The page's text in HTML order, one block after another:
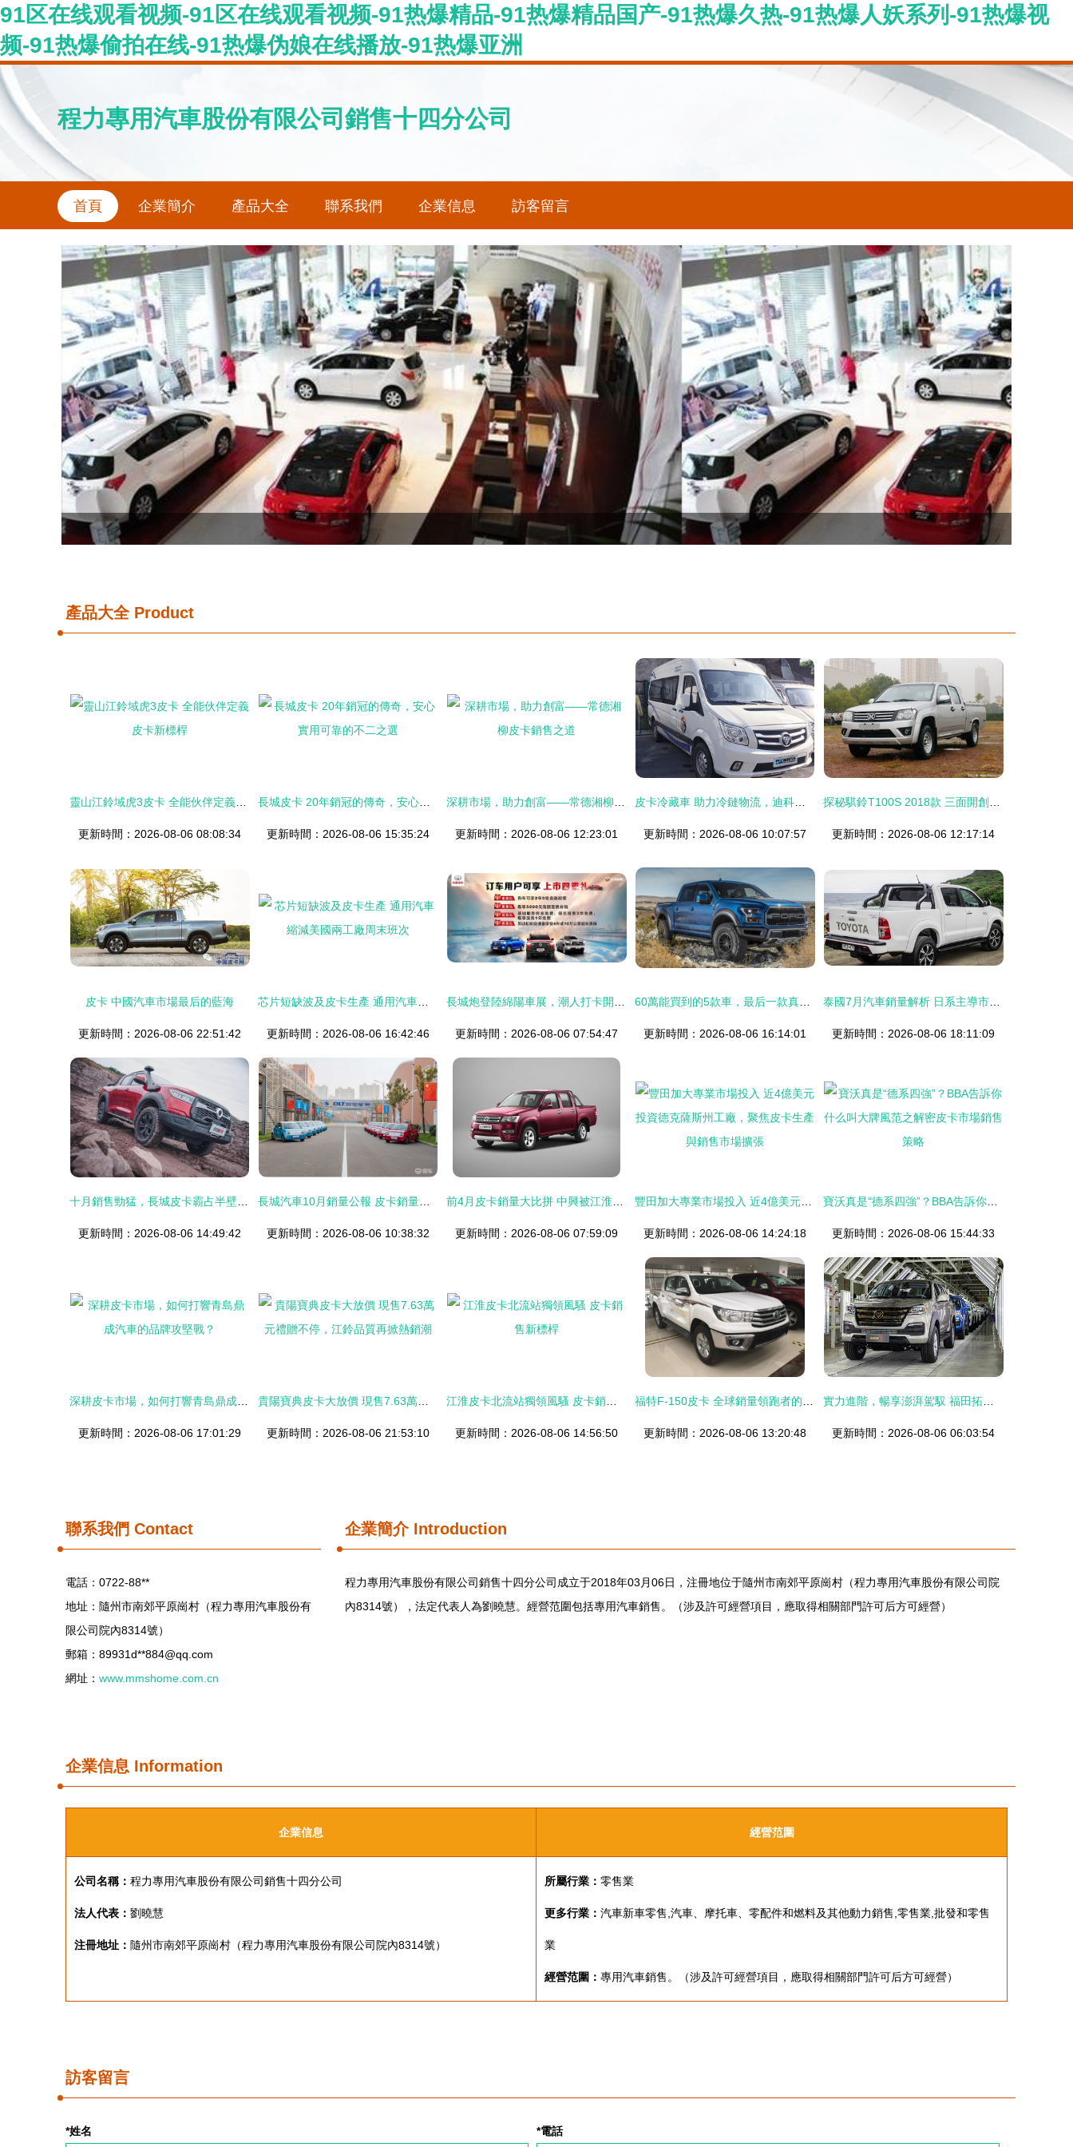
91区在线观看视频-91区在线观看视频-91热爆精品-91热爆精品国产-91热爆久热-91热爆人妖系列-91热爆视
频-91热爆偷拍在线-91热爆伪娘在线播放-91热爆亚洲
程力專用汽車股份有限公司銷售十四分公司
首頁 企業簡介 產品大全 聯系我們 企業信息 訪客留言
產品大全Product
更新時間：2026-08-06 08:08:34 更新時間：2026-08-06 15:35:24 更新時間：2026-08-06 12:23:01 更新時間：2026-08-06 10:07:57 更新時間：2026-08-06 12:17:14
皮卡 中國汽車市場最后的藍海
更新時間：2026-08-06 22:51:42 更新時間：2026-08-06 16:42:46 更新時間：2026-08-06 07:54:47 更新時間：2026-08-06 16:14:01 更新時間：2026-08-06 18:11:09
更新時間：2026-08-06 14:49:42 更新時間：2026-08-06 10:38:32 更新時間：2026-08-06 07:59:09 更新時間：2026-08-06 14:24:18 更新時間：2026-08-06 15:44:33
更新時間：2026-08-06 17:01:29 更新時間：2026-08-06 21:53:10 更新時間：2026-08-06 14:56:50 更新時間：2026-08-06 13:20:48 更新時間：2026-08-06 06:03:54
聯系我們 Contact
電話：0722-88**
地址：隨州市南郊平原崗村（程力專用汽車股份有
限公司院內8314號）
郵箱：89931d**884@qq.com
網址： www.mmshome.com.cn
企業簡介Introduction
程力專用汽車股份有限公司銷售十四分公司成立于2018年03月06日，注冊地位于隨州市南郊平原崗村（程力專用汽車股份有限公司院
內8314號），法定代表人為劉曉慧。經營范圍包括專用汽車銷售。（涉及許可經營項目，應取得相關部門許可后方可經營）
企業信息 Information
企業信息 經營范圍
公司名稱： 程力專用汽車股份有限公司銷售十四分公司
法人代表： 劉曉慧
注冊地址： 隨州市南郊平原崗村（程力專用汽車股份有限公司院內8314號）
所屬行業： 零售業
更多行業： 汽車新車零售,汽車、摩托車、零配件和燃料及其他動力銷售,零售業,批發和零售
業
經營范圍： 專用汽車銷售。（涉及許可經營項目，應取得相關部門許可后方可經營）
訪客留言
*姓名 *電話